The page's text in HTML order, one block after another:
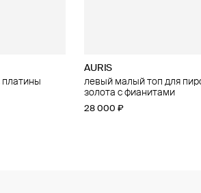
платины
AURIS
левый малый топ для
золота с фианитами
28 000 ₽
из
AURIS
малый топ для пирсинга
15 400 ₽